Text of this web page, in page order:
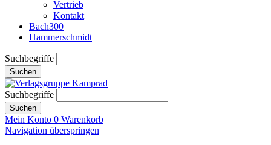
Vertrieb
Kontakt
Bach300
Hammerschmidt
Suchbegriffe
Suchen
Suchbegriffe
Suchen
Mein Konto 0 Warenkorb
Navigation überspringen